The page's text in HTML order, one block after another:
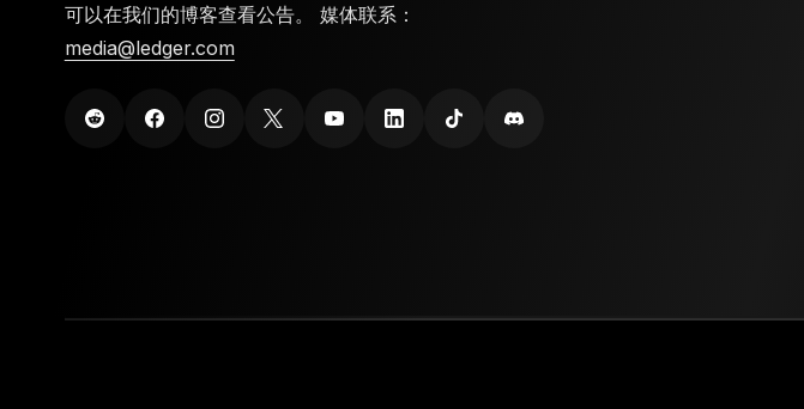
可以在我们的博客查看公告。 媒体联系：
media@ledger.com